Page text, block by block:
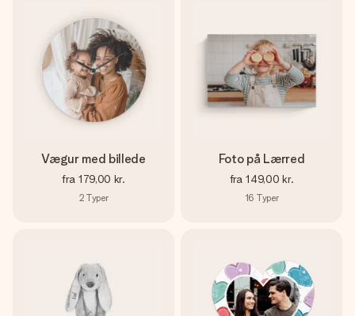
Vægur med billede
fra 179,00 kr.
2 Typer
Foto på Lærred
fra 149,00 kr.
16 Typer